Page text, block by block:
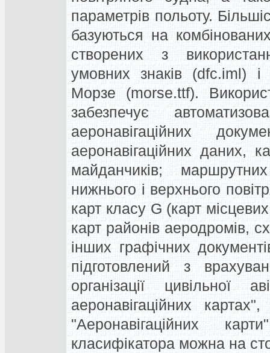
параметрів польоту.
базуються на
створених з
умовних знаків (dfc.iml) і
Морзе (morse.ttf).
забезпечує
аеронавігаційних
аеронавігаційних даних,
майданчиків;
нижнього і верхнього
карт класу G (карт
карт районів аеродромів,
інших графічних
підготовлений з
організації цивільної
аеронавігаційних
"Аеронавігаційних
класифікатора можна на